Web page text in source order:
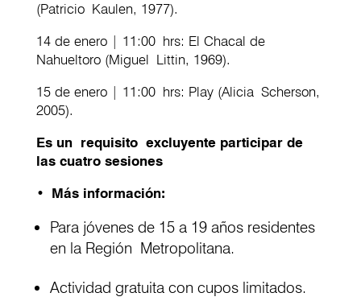
(Patricio Kaulen, 1977).
14 de enero | 11:00 hrs: El Chacal de
Nahueltoro (Miguel Littin, 1969).
15 de enero | 11:00 hrs: Play (Alicia Scherson,
2005).
Es un requisito excluyente participar de
las cuatro sesiones
• Más información:
Para jóvenes de 15 a 19 años residentes
en la Región Metropolitana.
Actividad gratuita con cupos limitados.